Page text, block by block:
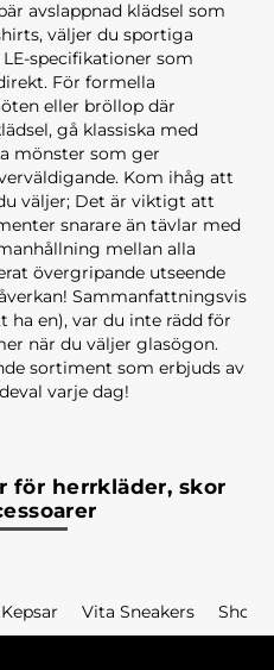
avslappnad klädsel som
väljer du sportiga
specifikationer som
För formella
eller bröllop där
gå klassiska med
mönster som ger
Kom ihåg att
väljer; Det är viktigt att
snarare än tävlar med
mellan alla
övergripande utseende
Sammanfattningsvis
en), var du inte rädd för
när du väljer glasögon.
sortiment som erbjuds av
varje dag!
för herrkläder, skor
Kepsar Vita Sneakers Shorts